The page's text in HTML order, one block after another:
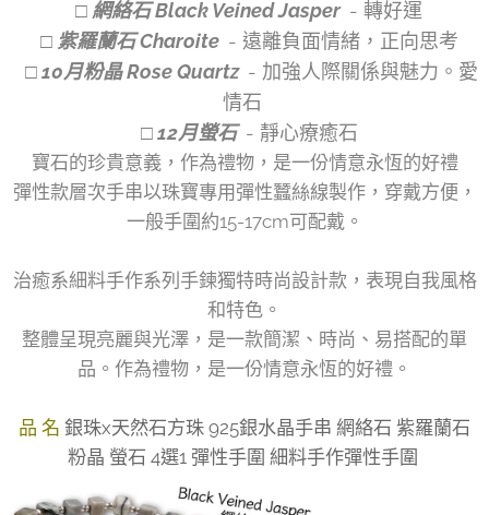
□ 網絡石 Black Veined Jasper - 轉好運
□ 紫羅蘭石 Charoite - 遠離負面情緒，正向思考
□ 10月粉晶 Rose Quartz - 加強人際關係與魅力。愛
情石
□ 12月螢石 - 靜心療癒石
寶石的珍貴意義，作為禮物，是一份情意永恆的好禮
彈性款層次手串以珠寶專用彈性蠶絲線製作，穿戴方便，
一般手圍約15-17cm可配戴。
治癒系細料手作系列手鍊獨特時尚設計款，表現自我風格
和特色。
整體呈現亮麗與光澤，是一款簡潔、時尚、易搭配的單
品。作為禮物，是一份情意永恆的好禮。
品 名 銀珠x天然石方珠 925銀水晶手串 網絡石 紫羅蘭石
粉晶 螢石 4選1 彈性手圍 細料手作彈性手圍